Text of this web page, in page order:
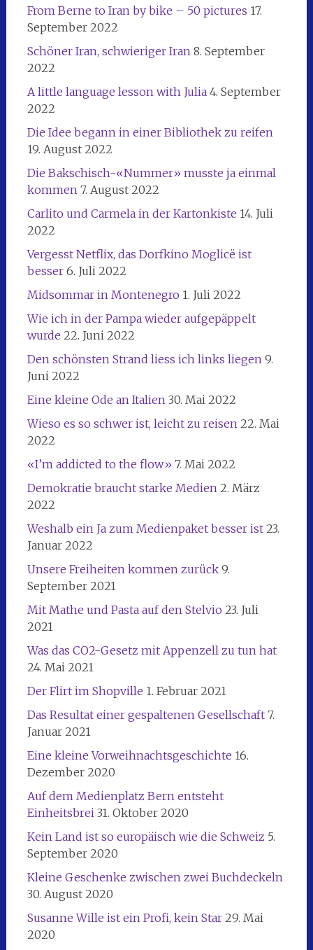
From Berne to Iran by bike – 50 pictures 17.
September 2022
Schöner Iran, schwieriger Iran 8. September
2022
A little language lesson with Julia 4. September
2022
Die Idee begann in einer Bibliothek zu reifen
19. August 2022
Die Bakschisch-«Nummer» musste ja einmal
kommen 7. August 2022
Carlito und Carmela in der Kartonkiste 14. Juli
2022
Vergesst Netflix, das Dorfkino Moglicë ist
besser 6. Juli 2022
Midsommar in Montenegro 1. Juli 2022
Wie ich in der Pampa wieder aufgepäppelt
wurde 22. Juni 2022
Den schönsten Strand liess ich links liegen 9.
Juni 2022
Eine kleine Ode an Italien 30. Mai 2022
Wieso es so schwer ist, leicht zu reisen 22. Mai
2022
«I’m addicted to the flow» 7. Mai 2022
Demokratie braucht starke Medien 2. März
2022
Weshalb ein Ja zum Medienpaket besser ist 23.
Januar 2022
Unsere Freiheiten kommen zurück 9.
September 2021
Mit Mathe und Pasta auf den Stelvio 23. Juli
2021
Was das CO2-Gesetz mit Appenzell zu tun hat
24. Mai 2021
Der Flirt im Shopville 1. Februar 2021
Das Resultat einer gespaltenen Gesellschaft 7.
Januar 2021
Eine kleine Vorweihnachtsgeschichte 16.
Dezember 2020
Auf dem Medienplatz Bern entsteht
Einheitsbrei 31. Oktober 2020
Kein Land ist so europäisch wie die Schweiz 5.
September 2020
Kleine Geschenke zwischen zwei Buchdeckeln
30. August 2020
Susanne Wille ist ein Profi, kein Star 29. Mai
2020